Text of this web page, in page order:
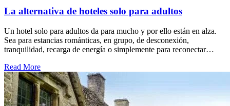
La alternativa de hoteles solo para adultos
Un hotel solo para adultos da para mucho y por ello están en alza.
Sea para estancias románticas, en grupo, de desconexión,
tranquilidad, recarga de energía o simplemente para reconectar…
Read More